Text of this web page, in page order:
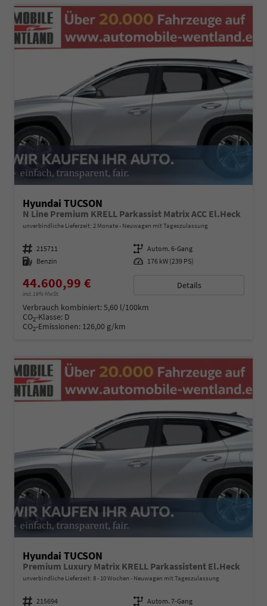
Hyundai TUCSON
N Line Premium KRELL Parkassist Matrix ACC El.Heck
unverbindliche Lieferzeit: 2 Monate Neuwagen mit Tageszulassung
Fahrzeugnummer 215711 Getriebe Autom. 6-Gang
Kraftstoff Benzin Leistung 176 kW (239 PS)
44.600,99 €
incl. 19% MwSt.
Details
Verbrauch kombiniert:5,60 l/100km
CO2-Klasse: D
CO2-Emissionen: 126,00 g/km
Hyundai TUCSON
Premium Luxury Matrix KRELL Parkassistent El.Heck
unverbindliche Lieferzeit: 8 - 10 Wochen Neuwagen mit Tageszulassung
Fahrzeugnummer 215694 Getriebe Autom. 7-Gang